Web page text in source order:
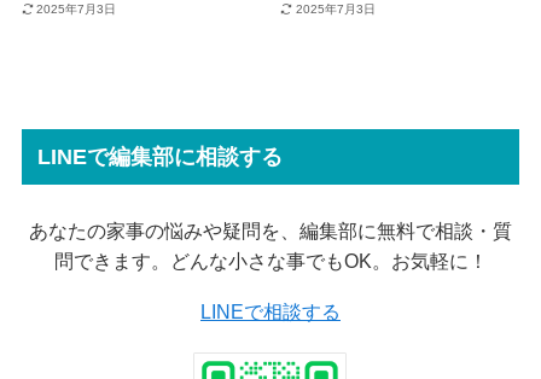
2025年7月3日 2025年7月3日
LINEで編集部に相談する
あなたの家事の悩みや疑問を、編集部に無料で相談・質
問できます。どんな小さな事でもOK。お気軽に！
LINEで相談する